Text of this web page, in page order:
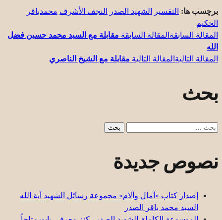
برچسب ها: التفسير الشهيد الصدر النجف الأشرف محمدباقر
الحكيم
المقالة السابقة مقابلة مع السيد محمد حسين فضل
الله
المقالة التالية مقابلة مع الشيخ الناصري
بحث
البحث
نصوص جديدة
إصدار كتاب «آمال وآلام» مجموعة رسائل الشهيد آية الله
السيد محمد باقر الصدر